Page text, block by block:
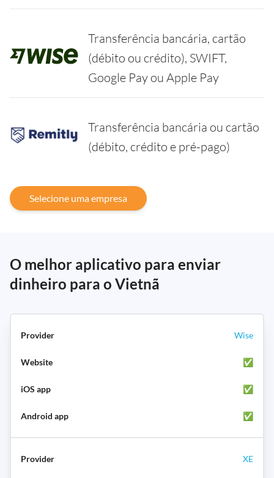
Transferência bancária, cartão
(débito ou crédito), SWIFT,
Google Pay ou Apple Pay
Transferência bancária ou cartão
(débito, crédito e pré-pago)
Selecione uma empresa
O melhor aplicativo para enviar
dinheiro para o Vietnã
Wise
✅
✅
✅
XE